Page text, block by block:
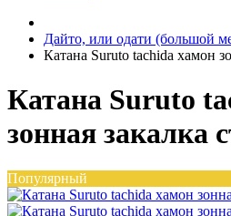
Дайто, или одати (большой
Катана Suruto tachida хамон
Катана Suruto
зонная закалка
Популярный